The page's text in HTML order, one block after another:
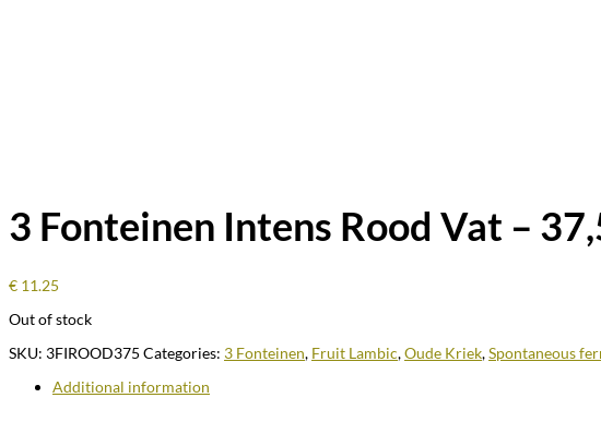
3 Fonteinen Intens Rood Vat –
€ 11.25
Out of stock
SKU: 3FIROOD375 Categories: 3 Fonteinen, Fruit Lambic,Oude Kriek,Spontaneous
Additional information